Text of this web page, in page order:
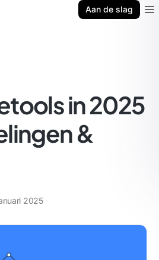
Aan de slag
in 2025
&
2025